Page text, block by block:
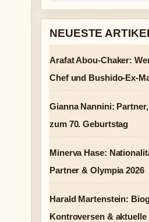
NEUESTE
Arafat Abou-Chaker:
Chef und Bushido-Ex-
Gianna Nannini:
zum 70. Geburtstag
Minerva Hase:
Partner & Olympia 2026
Harald Martenstein:
Kontroversen & aktuelle